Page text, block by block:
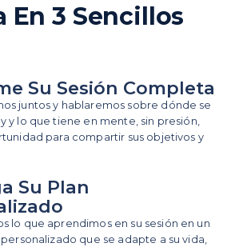
En 3 Sencillos
Su Sesión Completa
juntos y hablaremos sobre dónde se
y lo que tiene en mente, sin presión,
para compartir sus objetivos y
Su Plan
lo que aprendimos en su sesión en un
que se adapte a su vida,